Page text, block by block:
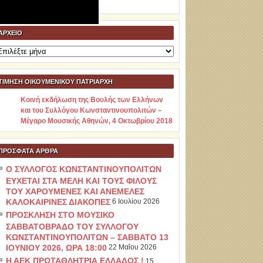
ΟΙΚΟΥΜΕΝΙΚΟΥ ΠΑΤΡΙΑΡΧΗ
Κοινή εκδήλωση της Βουλής των Ελλήνων
και του Συλλόγου Κωνσταντινουπολιτών –
Μέγαρο Μουσικής Αθηνών, 4 Οκτωβρίου 2018
ΆΡΘΡΑ
Ο ΣΥΛΛΟΓΟΣ ΚΩΝΣΤΑΝΤΙΝΟΥΠΟΛΙΤΩΝ
ΕΥΧΕΤΑΙ ΣΤΑ ΜΕΛΗ ΚΑΙ ΤΟΥΣ ΦΙΛΟΥΣ
ΤΟΥ ΧΑΡΟΥΜΕΝΕΣ ΚΑΙ ΑΝΕΜΕΛΕΣ
ΚΑΛΟΚΑΙΡΙΝΕΣ ΔΙΑΚΟΠΕΣ 6 Ιουλίου 2026
ΠΡΟΣΚΛΗΣΗ ΣΤΟ ΜΟΥΣΙΚΟ
ΣΑΒΒΑΤΟΒΡΑΔΟ ΤΟΥ ΣΥΛΛΟΓΟΥ
ΚΩΝΣΤΑΝΤΙΝΟΥΠΟΛΙΤΩΝ – ΣΑΒΒΑΤΟ 13
ΙΟΥΝΙΟΥ 2026, ΩΡΑ 18:00 22 Μαΐου 2026
Η ΑΕΚ ΠΡΩΤΑΘΛΗΤΡΙΑ ΕΛΛΑΔΟΣ !